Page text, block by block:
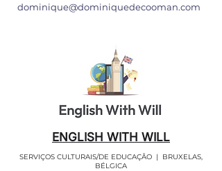
dominique@dominiquedecooman.com
ENGLISH WITH WILL
SERVIÇOS CULTURAIS/DE EDUCAÇÃO | BRUXELAS,
BÉLGICA